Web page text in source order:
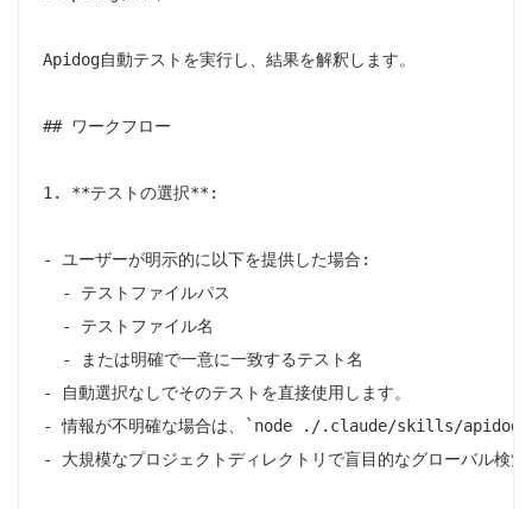
Apidog自動テストを実行し、結果を解釈します。
## ワークフロー
1. **テストの選択**:
- ユーザーが明示的に以下を提供した場合:
  - テストファイルパス
  - テストファイル名
  - または明確で一意に一致するテスト名
- 自動選択なしでそのテストを直接使用します。
- 情報が不明確な場合は、`node ./.claude/skills/apidog-
- 大規模なプロジェクトディレクトリで盲目的なグローバ